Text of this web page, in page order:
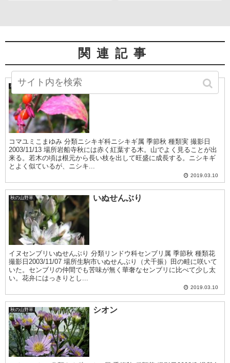
関連記事
秋の山野草
コマユミこまゆみ 分類ニシキギ科ニシキギ属 季節秋 種類実 撮影日
2003/11/13 場所岩船寺秋には赤く紅葉する木。山でよく見ることが出
来る。若木の頃は根元から長い枝を出して旺盛に成長する。ニシキギ
とよく似ているが、ニシキ...
2019.03.10
秋の山野草 いぬせんぶり
イヌセンブリいぬせんぶり 分類リンドウ科センブリ属 季節秋 種類花
撮影日2003/11/07 場所生駒市いぬせんぶり（犬千振）田の畦に咲いて
いた。センブリの仲間でも苦味が無く華奢なセンブリに比べて少し太
い。花弁にはっきりとし...
2019.03.10
秋の山野草 シオン